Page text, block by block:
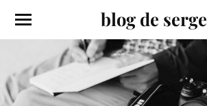
blog de serge